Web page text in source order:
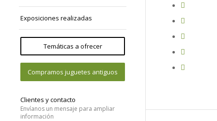
Exposiciones realizadas
Temáticas a ofrecer
Compramos juguetes antiguos
Clientes y contacto
Envíanos un mensaje para ampliar
información